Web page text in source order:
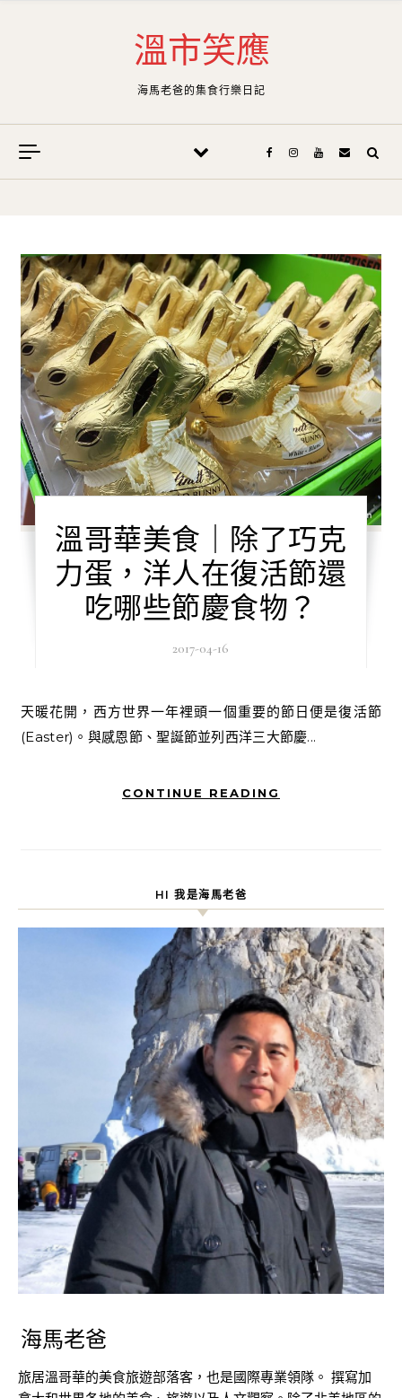
溫市笑應
海馬老爸的集食行樂日記
溫哥華美食｜除了巧克
力蛋，洋人在復活節還
吃哪些節慶食物？
2017-04-16
天暖花開，西方世界一年裡頭一個重要的節日便是復活節
(Easter)。與感恩節、聖誕節並列西洋三大節慶...
CONTINUE READING
HI 我是海馬老爸
海馬老爸
旅居溫哥華的美食旅遊部落客，也是國際專業領隊。 撰寫加